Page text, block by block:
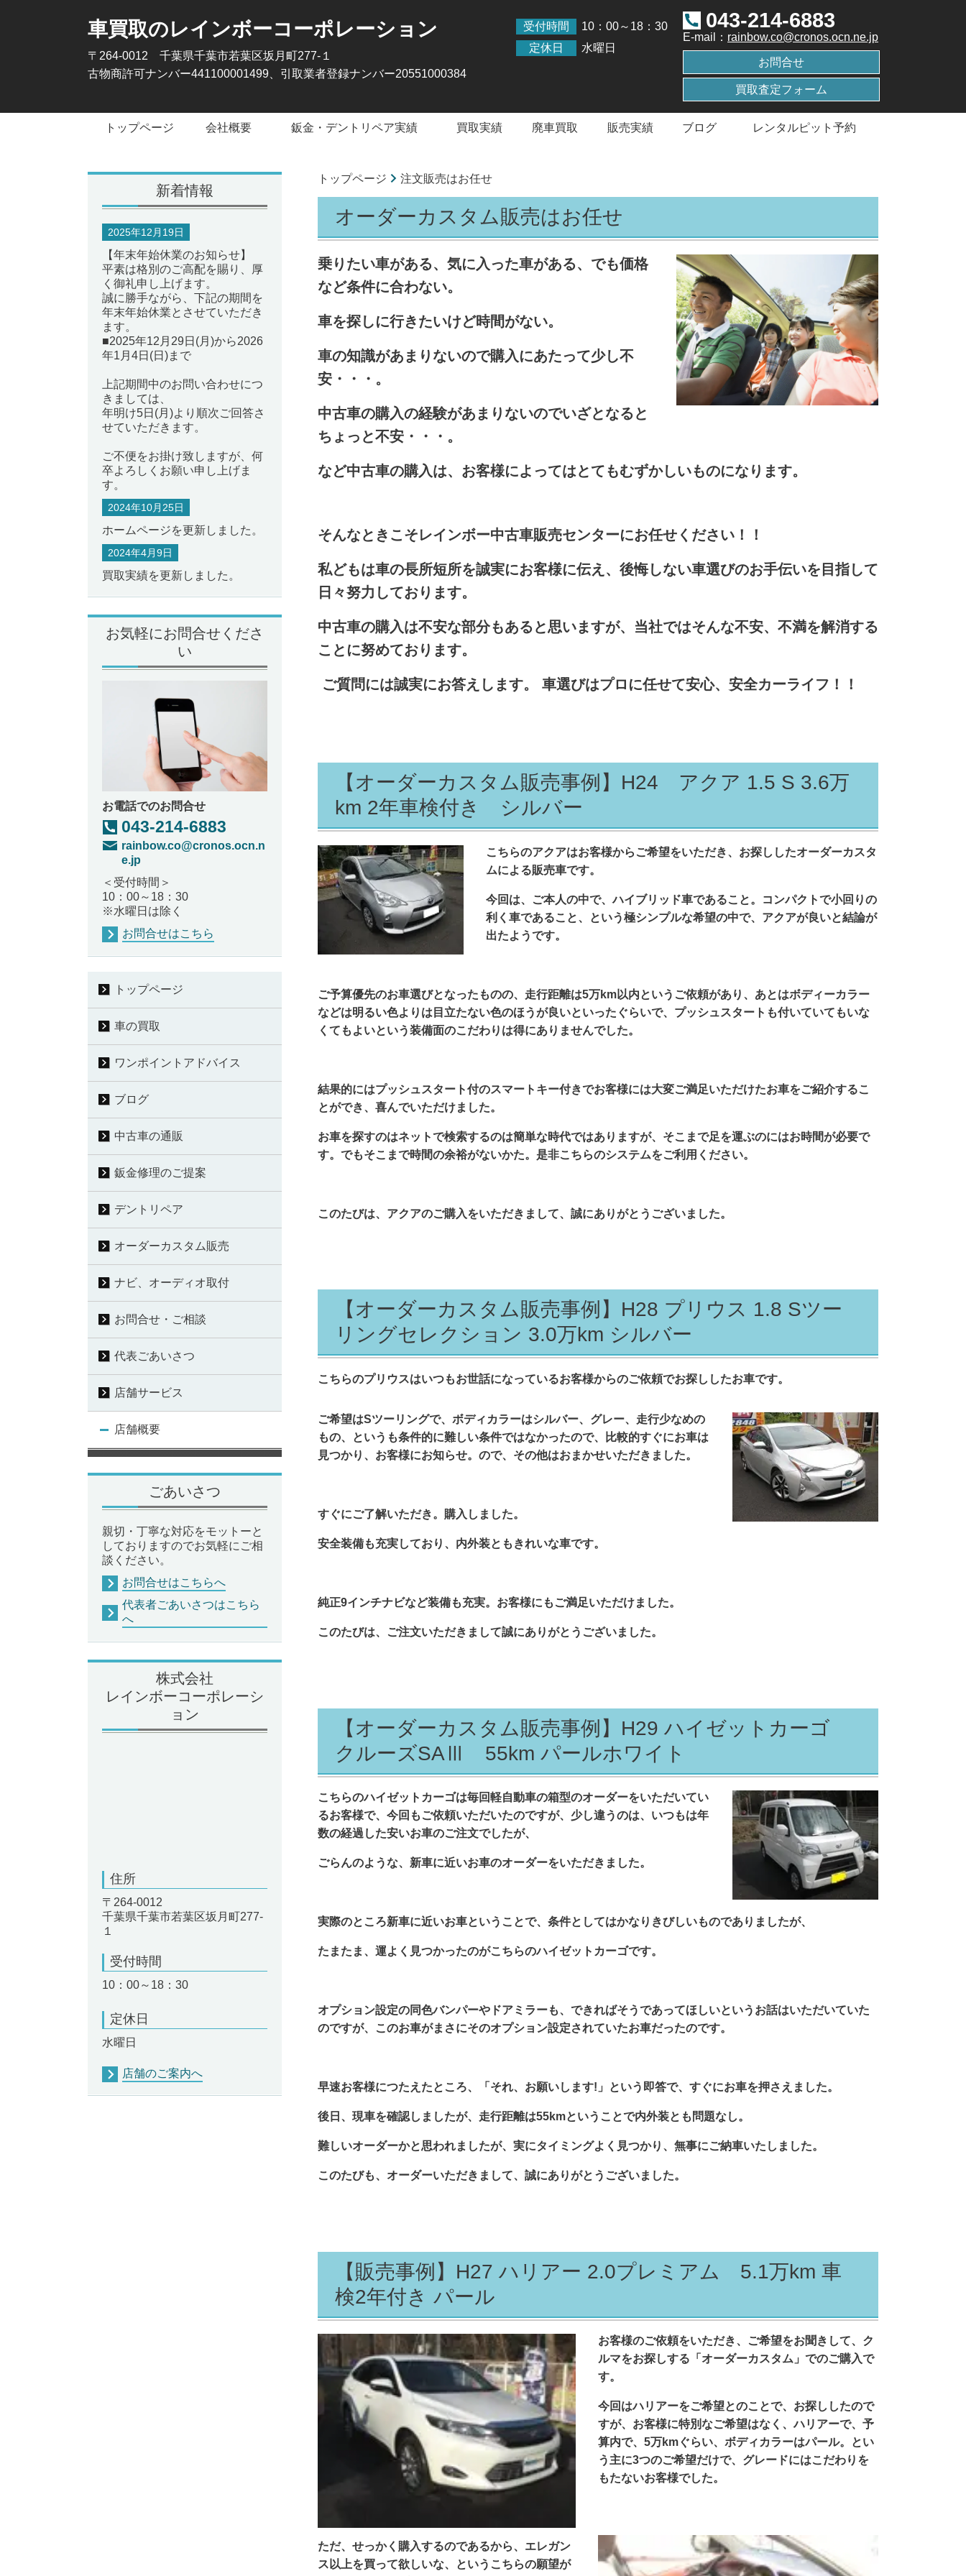
車買取のレインボーコーポレーション
〒264-0012 千葉県千葉市若葉区坂月町277-１
古物商許可ナンバー441100001499、引取業者登録ナンバー20551000384
受付時間
10：00～18：30
定休日
水曜日
043-214-6883
E-mail： rainbow.co@cronos.ocn.ne.jp
お問合せ
買取査定フォーム
トップページ 会社概要 鈑金・デントリペア実績 買取実績 廃車買取 販売実績 ブログ レンタルピット予約
トップページ 注文販売はお任せ
オーダーカスタム販売はお任せ
乗りたい車がある、気に入った車がある、でも価格
など条件に合わない。
車を探しに行きたいけど時間がない。
車の知識があまりないので購入にあたって少し不
安・・・。
中古車の購入の経験があまりないのでいざとなると
ちょっと不安・・・。
など中古車の購入は、お客様によってはとてもむずかしいものになります。
そんなときこそレインボー中古車販売センターにお任せください！！
私どもは車の長所短所を誠実にお客様に伝え、後悔しない車選びのお手伝いを目指して
日々努力しております。
中古車の購入は不安な部分もあると思いますが、当社ではそんな不安、不満を解消する
ことに努めております。
ご質問には誠実にお答えします。 車選びはプロに任せて安心、安全カーライフ！！
【オーダーカスタム販売事例】H24 アクア 1.5 S 3.6万
km 2年車検付き シルバー
こちらのアクアはお客様からご希望をいただき、お探ししたオーダーカスタ
ムによる販売車です。
今回は、ご本人の中で、ハイブリッド車であること。コンパクトで小回りの
利く車であること、という極シンプルな希望の中で、アクアが良いと結論が
出たようです。
ご予算優先のお車選びとなったものの、走行距離は5万km以内というご依頼があり、あとはボディーカラー
などは明るい色よりは目立たない色のほうが良いといったぐらいで、プッシュスタートも付いていてもいな
くてもよいという装備面のこだわりは得にありませんでした。
結果的にはプッシュスタート付のスマートキー付きでお客様には大変ご満足いただけたお車をご紹介するこ
とができ、喜んでいただけました。
お車を探すのはネットで検索するのは簡単な時代ではありますが、そこまで足を運ぶのにはお時間が必要で
す。でもそこまで時間の余裕がないかた。是非こちらのシステムをご利用ください。
このたびは、アクアのご購入をいただきまして、誠にありがとうございました。
【オーダーカスタム販売事例】H28 プリウス 1.8 Sツー
リングセレクション 3.0万km シルバー
こちらのプリウスはいつもお世話になっているお客様からのご依頼でお探ししたお車です。
ご希望はSツーリングで、ボディカラーはシルバー、グレー、走行少なめの
もの、というも条件的に難しい条件ではなかったので、比較的すぐにお車は
見つかり、お客様にお知らせ。 ので、その他はおまかせいただきました。
すぐにご了解いただき。購入しました。
安全装備も充実しており、内外装ともきれいな車です。
純正9インチナビなど装備も充実。お客様にもご満足いただけました。
このたびは、ご注文いただきまして誠にありがとうございました。
【オーダーカスタム販売事例】H29 ハイゼットカーゴ
クルーズSAⅢ 55km パールホワイト
こちらのハイゼットカーゴは毎回軽自動車の箱型のオーダーをいただいてい
るお客様で、今回もご依頼いただいたのですが、少し違うのは、いつもは年
数の経過した安いお車のご注文でしたが、
ごらんのような、新車に近いお車のオーダーをいただきました。
実際のところ新車に近いお車ということで、条件としてはかなりきびしいものでありましたが、
たまたま、運よく見つかったのがこちらのハイゼットカーゴです。
オプション設定の同色バンパーやドアミラーも、できればそうであってほしいというお話はいただいていた
のですが、このお車がまさにそのオプション設定されていたお車だったのです。
早速お客様につたえたところ、「それ、お願いします!」という即答で、すぐにお車を押さえました。
後日、現車を確認しましたが、走行距離は55kmということで内外装とも問題なし。
難しいオーダーかと思われましたが、実にタイミングよく見つかり、無事にご納車いたしました。
このたびも、オーダーいただきまして、誠にありがとうございました。
【販売事例】H27 ハリアー 2.0プレミアム 5.1万km 車
検2年付き パール
お客様のご依頼をいただき、ご希望をお聞きして、ク
ルマをお探しする「オーダーカスタム」でのご購入で
す。
今回はハリアーをご希望とのことで、お探ししたので
すが、お客様に特別なご希望はなく、ハリアーで、予
算内で、5万kmぐらい、ボディカラーはパール。とい
う主に3つのご希望だけで、グレードにはこだわりを
もたないお客様でした。
ただ、せっかく購入するのであるから、エレガン
ス以上を買って欲しいな、というこちらの願望が
新着情報
2025年12月19日
【年末年始休業のお知らせ】
平素は格別のご高配を賜り、厚
く御礼申し上げます。
誠に勝手ながら、下記の期間を
年末年始休業とさせていただき
ます。
■2025年12月29日(月)から2026
年1月4日(日)まで
上記期間中のお問い合わせにつ
きましては、
年明け5日(月)より順次ご回答さ
せていただきます。
ご不便をお掛け致しますが、何
卒よろしくお願い申し上げま
す。
2024年10月25日
ホームページを更新しました。
2024年4月9日
買取実績を更新しました。
お気軽にお問合せくださ
い
お電話でのお問合せ
043-214-6883
rainbow.co@cronos.ocn.n
e.jp
＜受付時間＞
10：00～18：30
※水曜日は除く
お問合せはこちら
トップページ
車の買取
ワンポイントアドバイス
ブログ
中古車の通販
鈑金修理のご提案
デントリペア
オーダーカスタム販売
ナビ、オーディオ取付
お問合せ・ご相談
代表ごあいさつ
店舗サービス
店舗概要
ごあいさつ
親切・丁寧な対応をモットーと
しておりますのでお気軽にご相
談ください。
お問合せはこちらへ
代表者ごあいさつはこちら
へ
株式会社
レインボーコーポレーシ
ョン
住所
〒264-0012
千葉県千葉市若葉区坂月町277-
１
受付時間
10：00～18：30
定休日
水曜日
店舗のご案内へ